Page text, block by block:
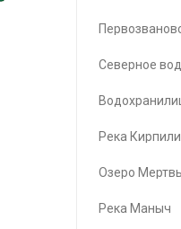
Река Кирпили
Река Маныч